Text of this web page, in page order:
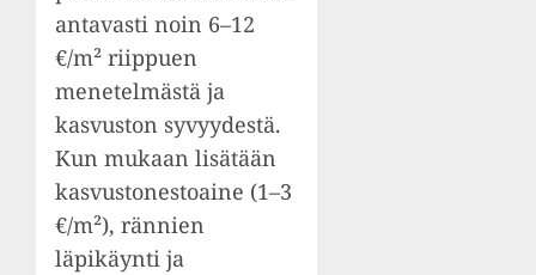
antavasti noin 6–12
€/m² riippuen
menetelmästä ja
kasvuston syvyydestä.
Kun mukaan lisätään
kasvustonestoaine (1–3
€/m²), rännien
läpikäynti ja